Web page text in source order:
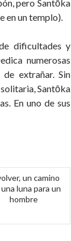
pero Santōka
en un templo).
dificultades y
numerosas
extrañar. Sin
Santōka
En uno de sus
un camino
luna para un
hombre